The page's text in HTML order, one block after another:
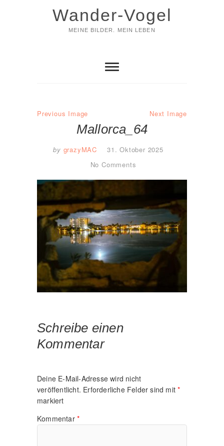
Wander-Vogel
MEINE BILDER. MEIN LEBEN
Previous Image Next Image
Mallorca_64
by grazyMAC
31. Oktober 2025
No Comments
Schreibe einen
Kommentar
Deine E-Mail-Adresse wird nicht
veröffentlicht. Erforderliche Felder sind mit*
markiert
Kommentar *